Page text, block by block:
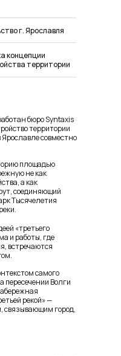
г. Ярославля
самого
пересечении Волги
рекой» —
связывающим город,
«третьего
и работы, где
встречаются
площадью
не как
а как
соединяющий
Тысячелетия
бюро Syntaxis
территории
Ярославле совместно
концепции
территории